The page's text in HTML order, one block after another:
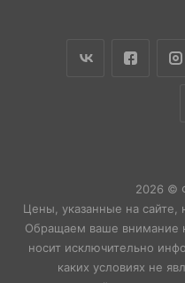
2026 ©
Цены, указанные на сайте,
Обращаем ваше внимание
носит исключительно
каких условиях не